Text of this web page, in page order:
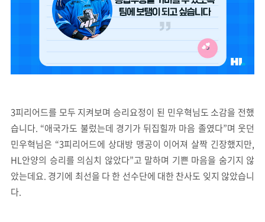
3피리어드를 모두 지켜보며 승리요정이 된 민우혁님도 소감을 전했
습니다. “애국가도 불렀는데 경기가 뒤집힐까 마음 졸였다”며 웃던
민우혁님은 “3피리어드에 상대방 맹공이 이어져 살짝 긴장했지만,
HL안양의 승리를 의심치 않았다”고 말하며 기쁜 마음을 숨기지 않
았는데요. 경기에 최선을 다 한 선수단에 대한 찬사도 잊지 않았습니
다.